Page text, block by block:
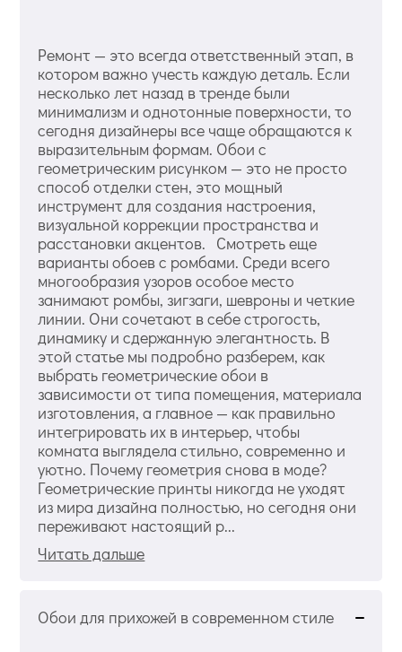
Ремонт — это всегда ответственный этап, в
котором важно учесть каждую деталь. Если
несколько лет назад в тренде были
минимализм и однотонные поверхности, то
сегодня дизайнеры все чаще обращаются к
выразительным формам. Обои с
геометрическим рисунком — это не просто
способ отделки стен, это мощный
инструмент для создания настроения,
визуальной коррекции пространства и
расстановки акцентов. Смотреть еще
варианты обоев с ромбами. Среди всего
многообразия узоров особое место
занимают ромбы, зигзаги, шевроны и четкие
линии. Они сочетают в себе строгость,
динамику и сдержанную элегантность. В
этой статье мы подробно разберем, как
выбрать геометрические обои в
зависимости от типа помещения, материала
изготовления, а главное — как правильно
интегрировать их в интерьер, чтобы
комната выглядела стильно, современно и
уютно. Почему геометрия снова в моде?
Геометрические принты никогда не уходят
из мира дизайна полностью, но сегодня они
переживают настоящий р...
Читать дальше
Обои для прихожей в современном стиле